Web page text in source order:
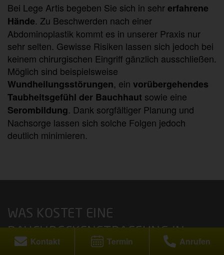
Kontakt Termin Anrufen
Bei Lege Artis begeben Sie sich in sehrerfahrene
Hände. Zu Beschwerden nach einer
Abdominoplastik kommt es in unserer Praxis nur
sehr selten. Gewisse Risiken lassen sich jedoch bei
keinem chirurgischen Eingriff gänzlich ausschließen.
Möglich sind beispielsweise
Wundheilungsstörungen, ein vorübergehendes
Taubheitsgefühl der Bauchhaut sowie eine
Serombildung. Dank sorgfältiger Planung und
Nachsorge lassen sich solche Folgen jedoch
deutlich minimieren.
WAS KOSTET EINE
BAUCHDECKENSTRAFFUNG IN
KÖLN?